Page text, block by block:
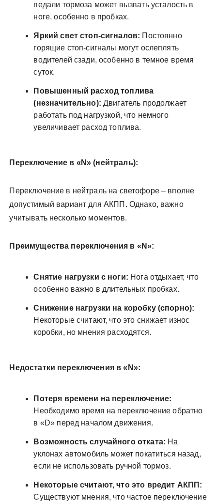
педали тормоза может вызвать усталость в
ноге, особенно в пробках.
Яркий свет стоп-сигналов: Постоянно
горящие стоп-сигналы могут ослеплять
водителей сзади, особенно в темное время
суток.
Повышенный расход топлива
(незначительно): Двигатель продолжает
работать под нагрузкой, что немного
увеличивает расход топлива.
Переключение в «N» (нейтраль):
Переключение в нейтраль на светофоре – вполне
допустимый вариант для АКПП. Однако, важно
учитывать несколько моментов.
Преимущества переключения в «N»:
Снятие нагрузки с ноги: Нога отдыхает, что
особенно важно в длительных пробках.
Снижение нагрузки на коробку (спорно):
Некоторые считают, что это снижает износ
коробки, но мнения расходятся.
Недостатки переключения в «N»:
Потеря времени на переключение:
Необходимо время на переключение обратно
в «D» перед началом движения.
Возможность случайного отката: На
уклонах автомобиль может покатиться назад,
если не использовать ручной тормоз.
Некоторые считают, что это вредит АКПП:
Существуют мнения, что частое переключение